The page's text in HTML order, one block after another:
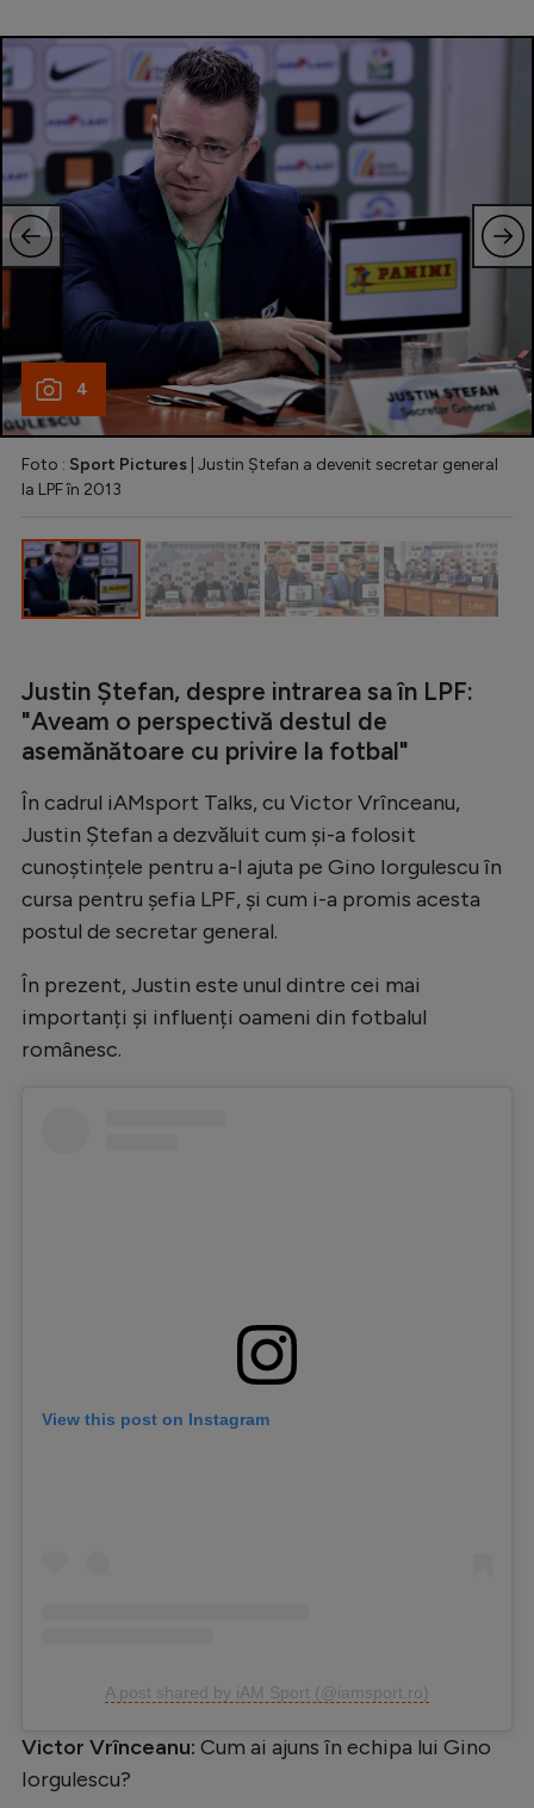
Tenis
Handbal
Natație
Formula 1
Gimnastică
Rugby
JO 2024
JO 2026
Intră în cont
4
Foto : Sport Pictures | Justin Ștefan a devenit secretar general
la LPF în 2013
Justin Ștefan, despre intrarea sa în LPF:
"Aveam o perspectivă destul de
asemănătoare cu privire la fotbal"
În cadrul iAMsport Talks, cu Victor Vrînceanu,
Justin Ștefan a dezvăluit cum și-a folosit
cunoștințele pentru a-l ajuta pe Gino Iorgulescu în
cursa pentru șefia LPF, și cum i-a promis acesta
postul de secretar general.
În prezent, Justin este unul dintre cei mai
importanți și influenți oameni din fotbalul
românesc.
View this post on Instagram
A post shared by iAM Sport (@iamsport.ro)
Victor Vrînceanu: Cum ai ajuns în echipa lui Gino
Iorgulescu?